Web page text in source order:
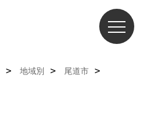
地域別
尾道市